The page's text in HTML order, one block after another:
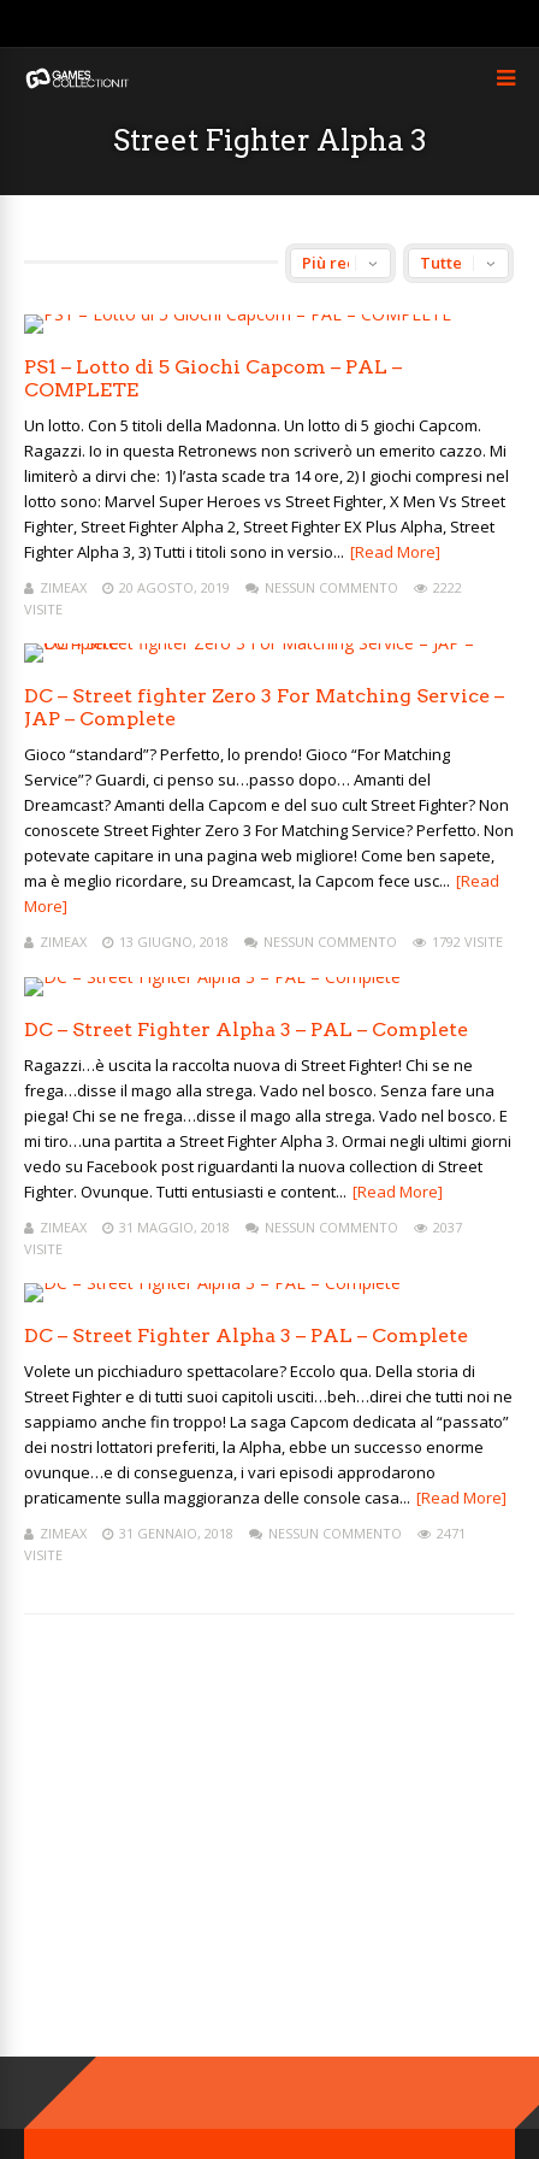
Street Fighter Alpha 3
PS1 – Lotto di 5 Giochi Capcom – PAL –
COMPLETE
Un lotto. Con 5 titoli della Madonna. Un lotto di 5 giochi Capcom.
Ragazzi. Io in questa Retronews non scriverò un emerito cazzo. Mi
limiterò a dirvi che: 1) l’asta scade tra 14 ore, 2) I giochi compresi nel
lotto sono: Marvel Super Heroes vs Street Fighter, X Men Vs Street
Fighter, Street Fighter Alpha 2, Street Fighter EX Plus Alpha, Street
Fighter Alpha 3, 3) Tutti i titoli sono in versio... [Read More]
ZIMEAX 20 AGOSTO, 2019 NESSUN COMMENTO
2222
VISITE
DC – Street fighter Zero 3 For Matching Service –
JAP – Complete
Gioco “standard”? Perfetto, lo prendo! Gioco “For Matching
Service”? Guardi, ci penso su…passo dopo… Amanti del
Dreamcast? Amanti della Capcom e del suo cult Street Fighter? Non
conoscete Street Fighter Zero 3 For Matching Service? Perfetto. Non
potevate capitare in una pagina web migliore! Come ben sapete,
ma è meglio ricordare, su Dreamcast, la Capcom fece usc... [Read
More]
ZIMEAX 13 GIUGNO, 2018 NESSUN COMMENTO 1792 VISITE
DC – Street Fighter Alpha 3 – PAL – Complete
Ragazzi…è uscita la raccolta nuova di Street Fighter! Chi se ne
frega…disse il mago alla strega. Vado nel bosco. Senza fare una
piega! Chi se ne frega…disse il mago alla strega. Vado nel bosco. E
mi tiro…una partita a Street Fighter Alpha 3. Ormai negli ultimi giorni
vedo su Facebook post riguardanti la nuova collection di Street
Fighter. Ovunque. Tutti entusiasti e content... [Read More]
ZIMEAX 31 MAGGIO, 2018 NESSUN COMMENTO
2037
VISITE
DC – Street Fighter Alpha 3 – PAL – Complete
Volete un picchiaduro spettacolare? Eccolo qua. Della storia di
Street Fighter e di tutti suoi capitoli usciti…beh…direi che tutti noi ne
sappiamo anche fin troppo! La saga Capcom dedicata al “passato”
dei nostri lottatori preferiti, la Alpha, ebbe un successo enorme
ovunque…e di conseguenza, i vari episodi approdarono
praticamente sulla maggioranza delle console casa... [Read More]
ZIMEAX 31 GENNAIO, 2018 NESSUN COMMENTO
2471
VISITE